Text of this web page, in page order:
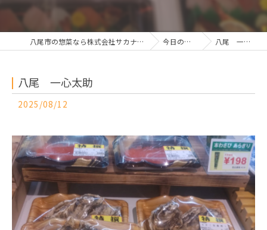
八尾市の惣菜なら株式会社サカナヤサカモト 今日の一押し 八尾 一心太助
八尾 一心太助
2025/08/12